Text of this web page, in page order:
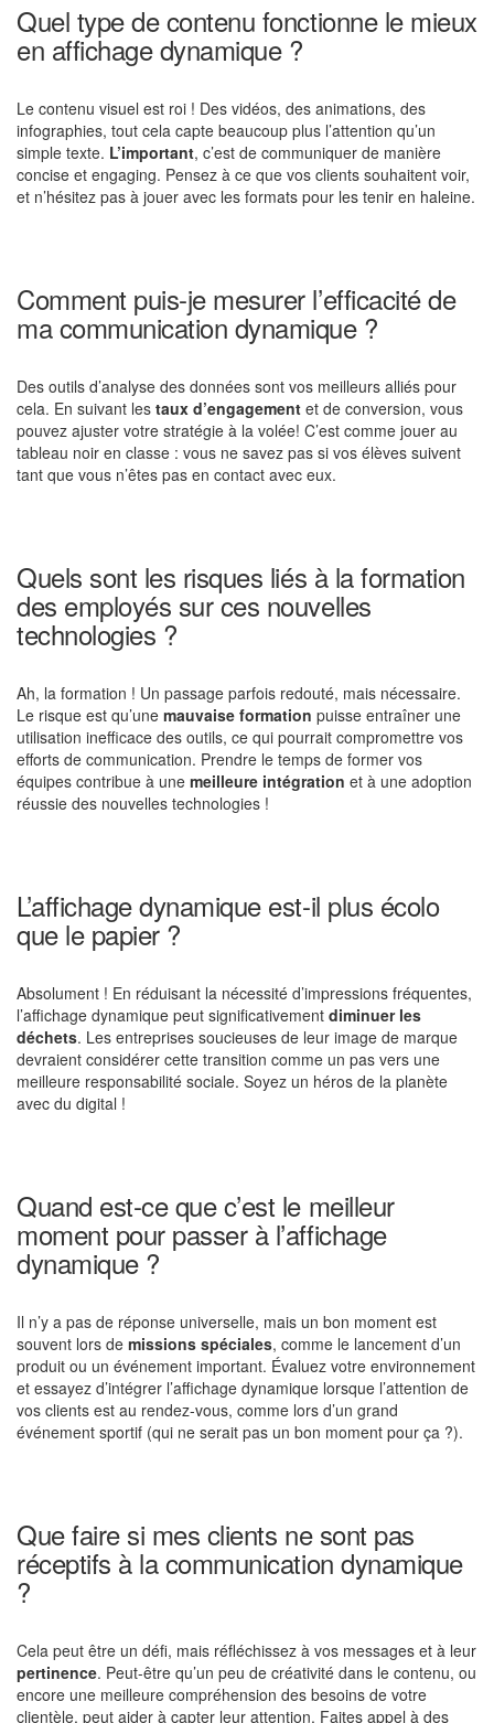
Quel type de contenu fonctionne le mieux
en affichage dynamique ?
Le contenu visuel est roi ! Des vidéos, des animations, des
infographies, tout cela capte beaucoup plus l’attention qu’un
simple texte. L’important, c’est de communiquer de manière
concise et engaging. Pensez à ce que vos clients souhaitent voir,
et n’hésitez pas à jouer avec les formats pour les tenir en haleine.
Comment puis-je mesurer l’efficacité de
ma communication dynamique ?
Des outils d’analyse des données sont vos meilleurs alliés pour
cela. En suivant les taux d’engagement et de conversion, vous
pouvez ajuster votre stratégie à la volée! C’est comme jouer au
tableau noir en classe : vous ne savez pas si vos élèves suivent
tant que vous n’êtes pas en contact avec eux.
Quels sont les risques liés à la formation
des employés sur ces nouvelles
technologies ?
Ah, la formation ! Un passage parfois redouté, mais nécessaire.
Le risque est qu’une mauvaise formation puisse entraîner une
utilisation inefficace des outils, ce qui pourrait compromettre vos
efforts de communication. Prendre le temps de former vos
équipes contribue à une meilleure intégration et à une adoption
réussie des nouvelles technologies !
L’affichage dynamique est-il plus écolo
que le papier ?
Absolument ! En réduisant la nécessité d’impressions fréquentes,
l’affichage dynamique peut significativement diminuer les
déchets. Les entreprises soucieuses de leur image de marque
devraient considérer cette transition comme un pas vers une
meilleure responsabilité sociale. Soyez un héros de la planète
avec du digital !
Quand est-ce que c’est le meilleur
moment pour passer à l’affichage
dynamique ?
Il n’y a pas de réponse universelle, mais un bon moment est
souvent lors de missions spéciales, comme le lancement d’un
produit ou un événement important. Évaluez votre environnement
et essayez d’intégrer l’affichage dynamique lorsque l’attention de
vos clients est au rendez-vous, comme lors d’un grand
événement sportif (qui ne serait pas un bon moment pour ça ?).
Que faire si mes clients ne sont pas
réceptifs à la communication dynamique
?
Cela peut être un défi, mais réfléchissez à vos messages et à leur
pertinence. Peut-être qu’un peu de créativité dans le contenu, ou
encore une meilleure compréhension des besoins de votre
clientèle, peut aider à capter leur attention. Faites appel à des